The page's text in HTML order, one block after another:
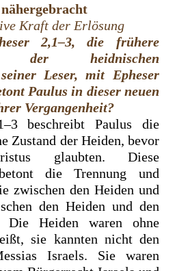
Kraft der Erlösung
2,1–3, die frühere
der heidnischen
Leser, mit Epheser
Paulus in dieser neuen
Vergangenheit?
beschreibt Paulus die
Zustand der Heiden, bevor
glaubten. Diese
die Trennung und
zwischen den Heiden und
den Heiden und den
Die Heiden waren ohne
sie kannten nicht den
Israels. Sie waren